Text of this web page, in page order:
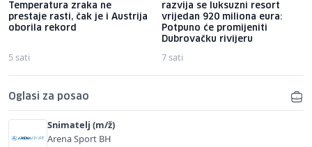
Temperatura zraka ne
prestaje rasti, čak je i Austrija
oborila rekord
5 sati
razvija se luksuzni resort
vrijedan 920 miliona eura:
Potpuno će promijeniti
Dubrovačku rivijeru
7 sati
Oglasi za posao
Snimatelj (m/ž)
Arena Sport BH